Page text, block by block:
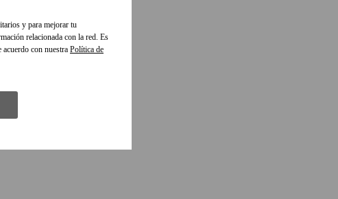
y para mejorar tu
relacionada con la red. Es
con nuestra Política de